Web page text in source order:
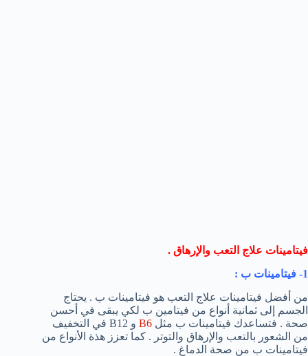
فيتامينات علاج التعب والإرهاق .
1- فيتامينات ب :
من أفضل فيتامينات علاج التعب هو فيتامينات ب . يحتاج
الجسم إلى ثمانية أنواع من فيتامين ب لكي يبقى في أحسن
صحة . فتساعدك فيتامينات ب مثل B6
و B12 في التخفيف
من الشعور بالتعب والإرهاق والتوتر . كما تعزز هذة الأنواع من
فيتامينات ب من صحة الدماغ .